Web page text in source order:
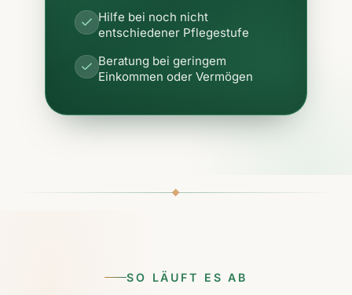
Hilfe bei noch nicht
entschiedener Pflegestufe
Beratung bei geringem
Einkommen oder Vermögen
SO LÄUFT ES AB